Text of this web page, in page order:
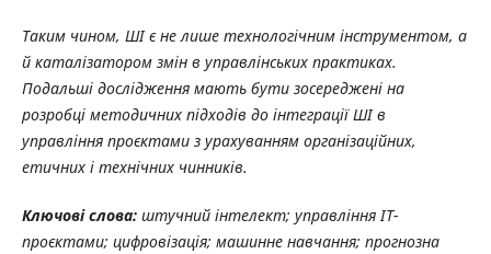
Таким чином, ШІ є не лише технологічним інструментом, а
й каталізатором змін в управлінських практиках.
Подальші дослідження мають бути зосереджені на
розробці методичних підходів до інтеграції ШІ в
управління проєктами з урахуванням організаційних,
етичних і технічних чинників.
Ключові слова:штучний інтелект; управління ІТ-
проєктами; цифровізація; машинне навчання; прогнозна